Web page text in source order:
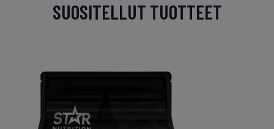
SUOSITELLUT TUOTTEET